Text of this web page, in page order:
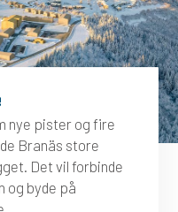
nye pister og fire
Branäs store
Det vil forbinde
og byde på